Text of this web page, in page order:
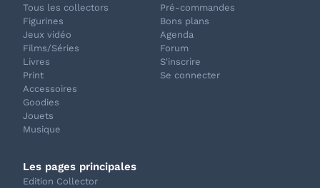
Tous les collectors
Figurines
Jeux vidéo
Films/Séries
Livres
Print
Accessoires
Goodies
Jouets
Musique
Pré-commandes
Bons plans
Agenda
Forum
S'inscrire
Se connecter
Les pages principales
Edition Collector